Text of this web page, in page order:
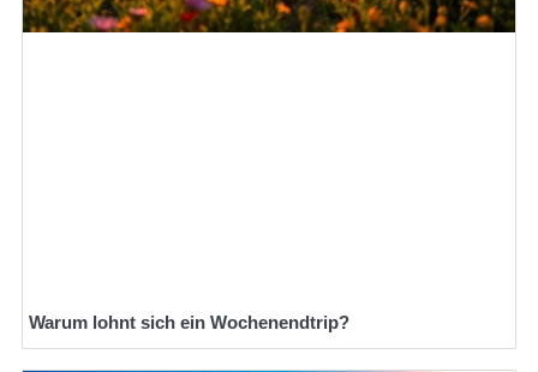
Warum lohnt sich ein Wochenendtrip?